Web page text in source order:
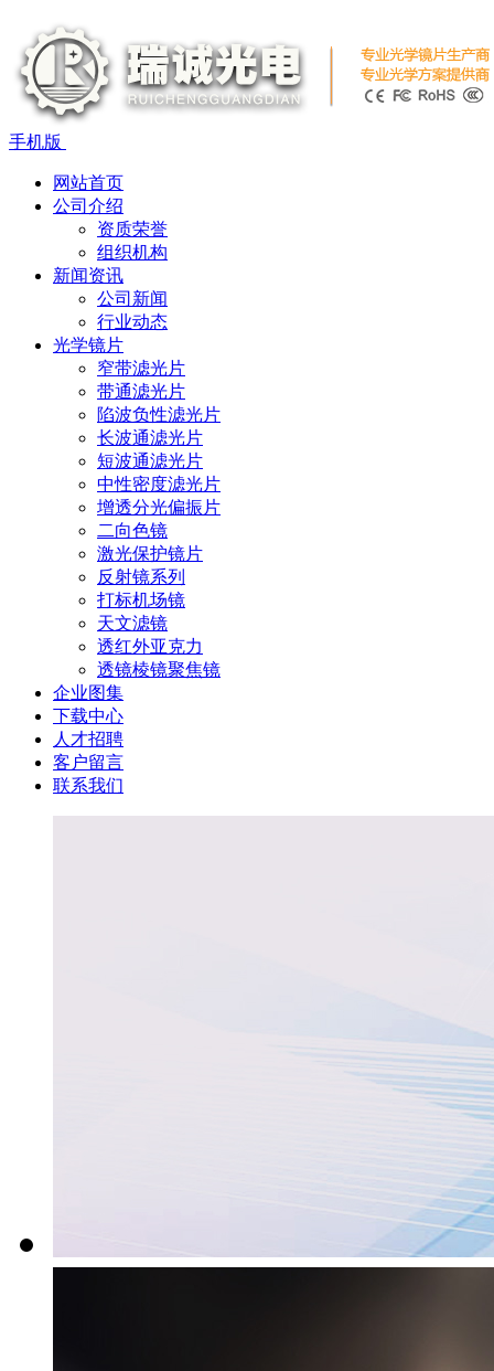
手机版
网站首页
公司介绍
资质荣誉
组织机构
新闻资讯
公司新闻
行业动态
光学镜片
窄带滤光片
带通滤光片
陷波负性滤光片
长波通滤光片
短波通滤光片
中性密度滤光片
增透分光偏振片
二向色镜
激光保护镜片
反射镜系列
打标机场镜
天文滤镜
透红外亚克力
透镜棱镜聚焦镜
企业图集
下载中心
人才招聘
客户留言
联系我们